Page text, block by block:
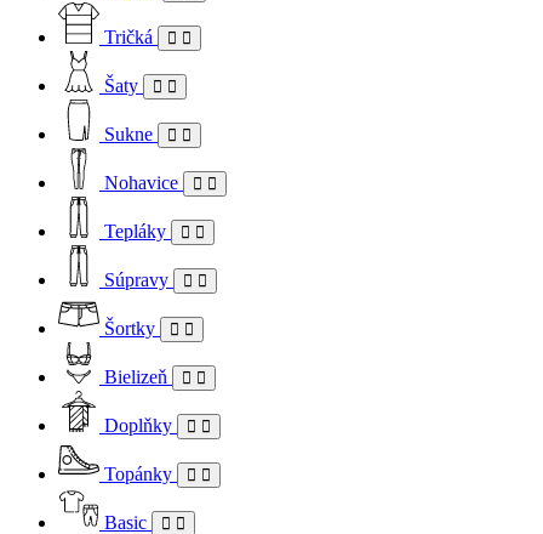
Tričká
Šaty
Sukne
Nohavice
Tepláky
Súpravy
Šortky
Bielizeň
Doplňky
Topánky
Basic